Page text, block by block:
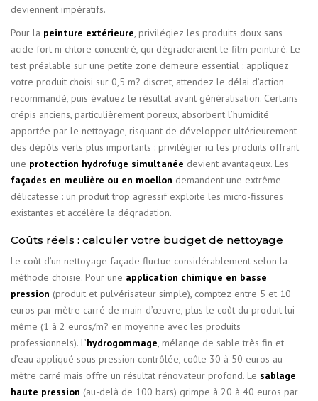
deviennent impératifs.
Pour la peinture extérieure, privilégiez les produits doux sans
acide fort ni chlore concentré, qui dégraderaient le film peinturé. Le
test préalable sur une petite zone demeure essential : appliquez
votre produit choisi sur 0,5 m? discret, attendez le délai d’action
recommandé, puis évaluez le résultat avant généralisation. Certains
crépis anciens, particulièrement poreux, absorbent l’humidité
apportée par le nettoyage, risquant de développer ultérieurement
des dépôts verts plus importants : privilégier ici les produits offrant
une protection hydrofuge simultanée devient avantageux. Les
façades en meulière ou en moellon demandent une extrême
délicatesse : un produit trop agressif exploite les micro-fissures
existantes et accélère la dégradation.
Coûts réels : calculer votre budget de nettoyage
Le coût d’un nettoyage façade fluctue considérablement selon la
méthode choisie. Pour une application chimique en basse
pression (produit et pulvérisateur simple), comptez entre 5 et 10
euros par mètre carré de main-d’œuvre, plus le coût du produit lui-
même (1 à 2 euros/m? en moyenne avec les produits
professionnels). L’hydrogommage, mélange de sable très fin et
d’eau appliqué sous pression contrôlée, coûte 30 à 50 euros au
mètre carré mais offre un résultat rénovateur profond. Le sablage
haute pression (au-delà de 100 bars) grimpe à 20 à 40 euros par